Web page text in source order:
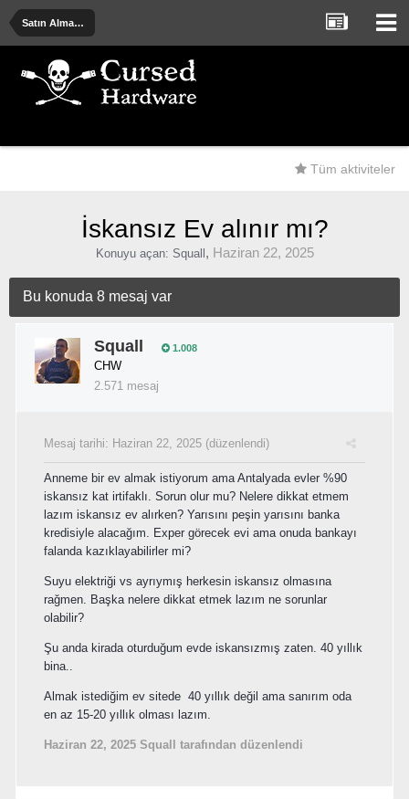
Satın Alma Önerileri - Deneyimler - Uyarılar
Tüm aktiviteler
İskansız Ev alınır mı?
Konuyu açan: Squall, Haziran 22, 2025
Bu konuda 8 mesaj var
Squall 1.008
CHW
2.571 mesaj
Mesaj tarihi: Haziran 22, 2025 (düzenlendi)
Anneme bir ev almak istiyorum ama Antalyada evler %90
iskansız kat irtifaklı. Sorun olur mu? Nelere dikkat etmem
lazım iskansız ev alırken? Yarısını peşin yarısını banka
kredisiyle alacağım. Exper görecek evi ama onuda bankayı
falanda kazıklayabilirler mi?
Suyu elektriği vs ayrıymış herkesin iskansız olmasına
rağmen. Başka nelere dikkat etmek lazım ne sorunlar
olabilir?
Şu anda kirada oturduğum evde iskansızmış zaten. 40 yıllık
bina..
Almak istediğim ev sitede 40 yıllık değil ama sanırım oda
en az 15-20 yıllık olması lazım.
Haziran 22, 2025 Squall tarafından düzenlendi